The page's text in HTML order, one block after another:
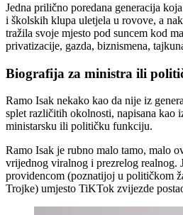
Jedna prilično poredana generacija
i školskih klupa uletjela u rovove, a
tražila svoje mjesto pod suncem kod
privatizacije, gazda, biznismena,
Biografija za ministra ili
Ramo Isak nekako kao da nije iz
splet različitih okolnosti, napisana kao
ministarsku ili političku funkciju.
Ramo Isak je rubno malo tamo, malo
vrijednog viralnog i prezrelog realnog.
providencom (poznatijoj u političkom
Trojke) umjesto TiKTok zvijezde